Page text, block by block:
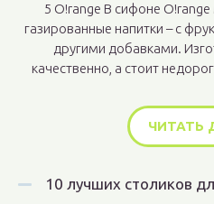
5 O!range В сифоне
газированные напитки – с
другими добавками.
качественно, а стоит
ЧИТАТЬ
10 лучших столиков